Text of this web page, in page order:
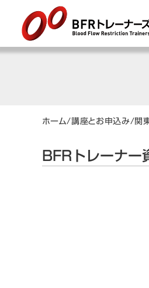
ホーム/講座とお申込み/関
BFRトレーナ